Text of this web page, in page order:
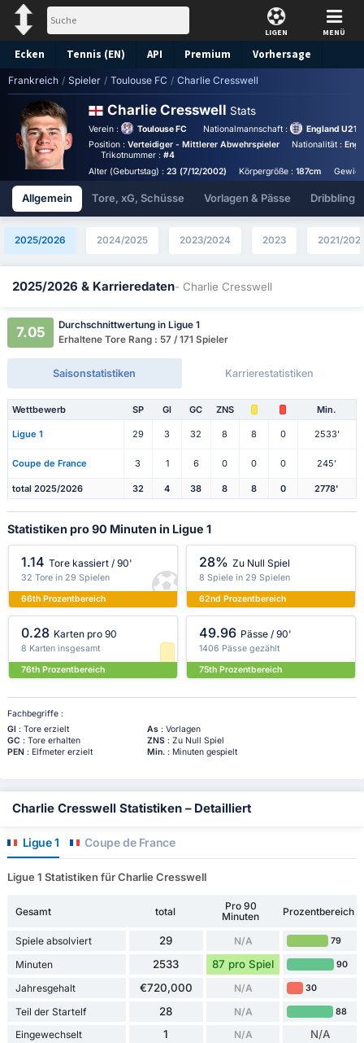
LIGEN MENÜ
Ecken Tennis (EN) API Premium Vorhersage
Frankreich / Spieler / Toulouse FC / Charlie Cresswell
Charlie Cresswell Stats
Verein : Toulouse FC Nationalmannschaft :
England U21
Position : Verteidiger - Mittlerer Abwehrspieler Nationalität :
Trikotnummer :#4
Alter (Geburtstag) : 23 (7/12/2002) Körpergröße :187cm
Allgemein Tore, xG, Schüsse Vorlagen & Pässe Dribbling
2025/2026 2024/2025 2023/2024 2023 2021/
2025/2026 & Karrieredaten- Charlie Cresswell
7.05
Durchschnittwertung in Ligue 1
Erhaltene Tore Rang : 57 / 171 Spieler
Saisonstatistiken Karrierestatistiken
Wettbewerb SP Gl GC ZNS Min.
Ligue 1 29 3 32 8 8 0 2533'
Coupe de France 3 1 6 0 0 0 245'
total 2025/2026 32 4 38 8 8 0 2778'
Statistiken pro 90 Minuten in Ligue 1
1.14 Tore kassiert / 90'
32 Tore in 29 Spielen
66th Prozentbereich
28% Zu Null Spiel
8 Spiele in 29 Spielen
62nd Prozentbereich
0.28 Karten pro 90
8 Karten insgesamt
76th Prozentbereich
49.96 Pässe / 90'
1406 Pässe gezählt
75th Prozentbereich
Fachbegriffe :
Gl : Tore erzielt As: Vorlagen
GC : Tore erhalten ZNS: Zu Null Spiel
PEN: Elfmeter erzielt Min.: Minuten gespielt
Charlie Cresswell Statistiken – Detailliert
Ligue 1 Coupe de France
Ligue 1 Statistiken für Charlie Cresswell
Gesamt total
Pro 90
Minuten
Prozentbereich
Spiele absolviert 29 N/A 79
Minuten 2533 87 pro Spiel 90
Jahresgehalt €720,000 N/A 30
Teil der Startelf 28 N/A 88
Eingewechselt 1 N/A N/A